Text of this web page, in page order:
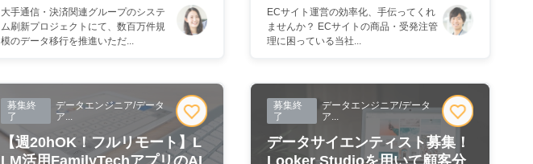
大手通信・決済関連グループのシステ
ム刷新プロジェクトにて、数百万件規
模のデータ移行を推進いただ...
ECサイト運営の効率化、手伝ってくれ
ませんか？ ECサイトの商品・受発注管
理に困っている当社...
募集終
了
データエンジニア/データ
ア...
【週20hOK！フルリモート】L
LM活用FamilyTechアプリのAI
募集終
了
データエンジニア/データ
ア...
データサイエンティスト募集！
Looker Studioを用いて顧客分